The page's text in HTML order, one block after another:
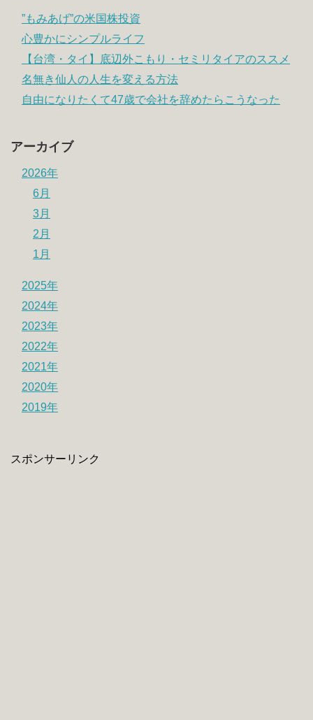
”もみあげ”の米国株投資
心豊かにシンプルライフ
【台湾・タイ】底辺外こもり・セミリタイアのススメ
名無き仙人の人生を変える方法
自由になりたくて47歳で会社を辞めたらこうなった
アーカイブ
2026年
6月
3月
2月
1月
2025年
2024年
2023年
2022年
2021年
2020年
2019年
スポンサーリンク